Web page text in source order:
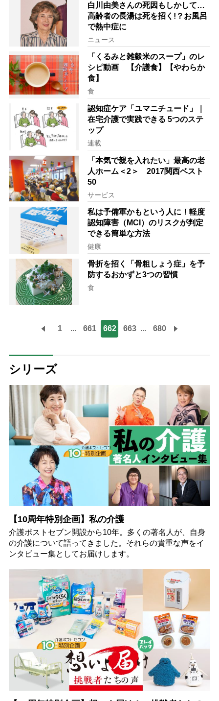
白川由美さんの死因もしかして…
高齢者の長湯は死を招く!？お風呂
で熱中症に
ニュース
「くるみと雑穀米のスープ」のレ
シピ動画 【介護食】【やわらか
食】
食
認知症ケア「ユマニチュード」｜
在宅介護で実践できる 5つのステ
ップ
連載
「本気で親を入れたい」最高の老
人ホーム＜2＞ 2017関西ベスト
50
サービス
私は予備軍かもという人に！軽度
認知障害（MCI）のリスクが判定
できる簡単な方法
健康
骨折を招く「骨粗しょう症」を予
防するおかずと3つの習慣
食
1 ... 661 662 663 ... 680
シリーズ
【10周年特別企画】私の介護
介護ポストセブン開設から10年。多くの著名人が、自身
の介護について語ってきました。それらの貴重な声をイ
ンタビュー集としてお届けします。